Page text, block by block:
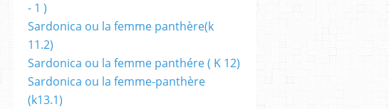
SOFIA BOUTELLA,PRISONERS OF THE GHOSLAND,DÉMONS FILMS
- 1 )
Sardonica ou la femme panthère(k
11.2)
Sardonica ou la femme panthére ( K 12)
Sardonica ou la femme-panthère
(k13.1)